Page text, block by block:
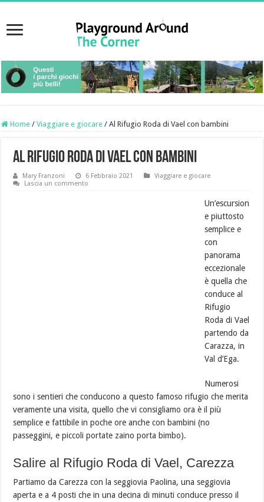
Home / Viaggiare e giocare / Al Rifugio Roda di Vael con bambini
Al Rifugio Roda di Vael con bambini
Mary Franzoni 6 Febbraio 2021
Viaggiare e giocare
Lascia un commento
Un’escursion
e piuttosto
semplice e
con
panorama
eccezionale
è quella che
conduce al
Rifugio
Roda di Vael
partendo da
Carazza, in
Val d’Ega.
Numerosi
sono i sentieri che conducono a questo famoso rifugio che merita
veramente una visita, quello che vi consigliamo ora è il più
semplice e fattibile in poche ore anche con bambini (no
passeggini, e piccoli portate zaino porta bimbo).
Salire al Rifugio Roda di Vael, Carezza
Partiamo da Carezza con la seggiovia Paolina, una seggiovia
aperta e a 4 posti che in una decina di minuti conduce presso il